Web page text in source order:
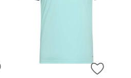
ZUR WUNSCHLISTE HINZUFÜGEN
ZUR